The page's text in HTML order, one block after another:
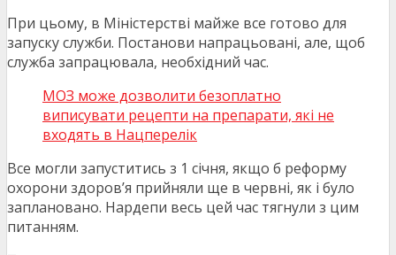
При цьому, в Міністерстві майже все готово для
запуску служби. Постанови напрацьовані, але, щоб
служба запрацювала, необхідний час.
МОЗ може дозволити безоплатно
виписувати рецепти на препарати, які не
входять в Нацперелік
Все могли запуститись з 1 січня, якщо б реформу
охорони здоров’я прийняли ще в червні, як і було
заплановано. Нардепи весь цей час тягнули з цим
питанням.